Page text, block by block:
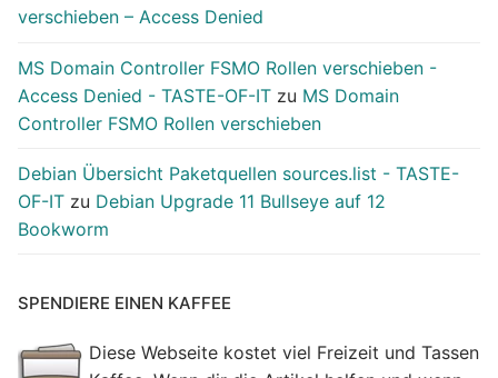
verschieben – Access Denied
MS Domain Controller FSMO Rollen verschieben -
Access Denied - TASTE-OF-IT zu MS Domain
Controller FSMO Rollen verschieben
Debian Übersicht Paketquellen sources.list - TASTE-
OF-IT zu Debian Upgrade 11 Bullseye auf 12
Bookworm
SPENDIERE EINEN KAFFEE
Diese Webseite kostet viel Freizeit und Tassen